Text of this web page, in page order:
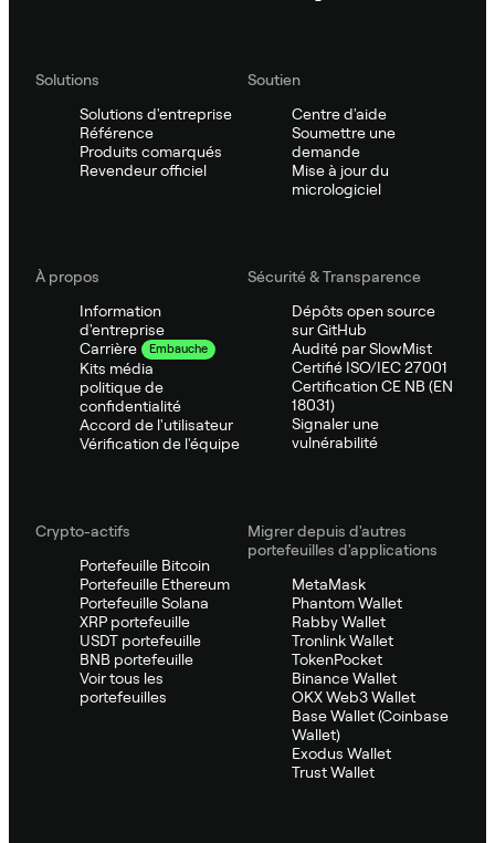
Solutions
Solutions d'entreprise
Référence
Produits comarqués
Revendeur officiel
Soutien
Centre d'aide
Soumettre une
demande
Mise à jour du
micrologiciel
À propos
Information
d'entreprise
Carrière
Embauche
Kits média
politique de
confidentialité
Accord de l'utilisateur
Vérification de l'équipe
Sécurité & Transparence
Dépôts open source
sur GitHub
Audité par SlowMist
Certifié ISO/IEC 27001
Certification CE NB (EN
18031)
Signaler une
vulnérabilité
Crypto-actifs
Portefeuille Bitcoin
Portefeuille Ethereum
Portefeuille Solana
XRP portefeuille
USDT portefeuille
BNB portefeuille
Voir tous les
portefeuilles
Migrer depuis d'autres
portefeuilles d'applications
MetaMask
Phantom Wallet
Rabby Wallet
Tronlink Wallet
TokenPocket
Binance Wallet
OKX Web3 Wallet
Base Wallet (Coinbase
Wallet)
Exodus Wallet
Trust Wallet